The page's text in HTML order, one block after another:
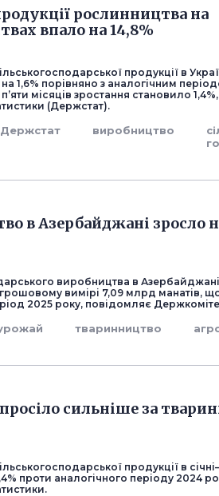
рослинництва на
впало на 14,8%
продукції в
1,6% порівняно з аналогічним
місяців зростання становило
(Держстат).
Держстат виробництво
в Азербайджані зросло
виробництва в Азербайджані
вимірі 7,09 млрд манатів,
2025 року, повідомляє
тваринництво
сильніше за
продукції в
проти аналогічного періоду 2024